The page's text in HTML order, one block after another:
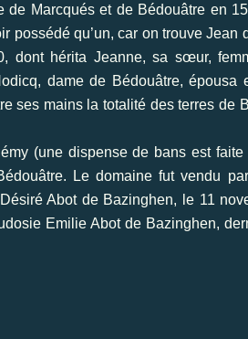
Marcqués et de Bédouâtre en
possédé qu’un, car on trouve Jean
dont hérita Jeanne, sa sœur,
dame de Bédouâtre, épousa
ses mains la totalité des terres de
(une dispense de bans est faite
Le domaine fut vendu
Abot de Bazinghen, le 11
Emilie Abot de Bazinghen,